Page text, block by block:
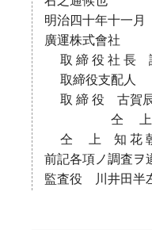
明治四十年十一月
廣運株式會社
取 締 役 社 長
取締役支配人
取 締 役 古賀
仝 上 柴
仝 上 知 花
前記各項ノ調査ヲ
監査役 川井田半